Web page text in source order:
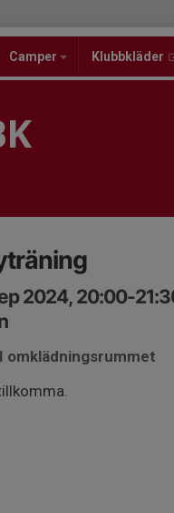
Camper Klubbkläder
2024, 20:00-
omklädningsrummet